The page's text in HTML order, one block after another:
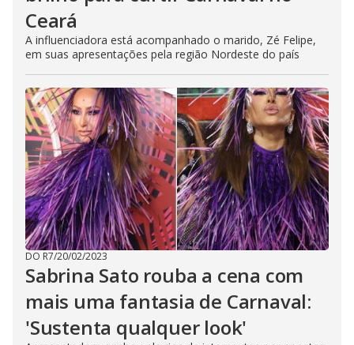
Ceará
A influenciadora está acompanhado o marido, Zé Felipe,
em suas apresentações pela região Nordeste do país
DO R7/20/02/2023
Sabrina Sato rouba a cena com
mais uma fantasia de Carnaval:
'Sustenta qualquer look'